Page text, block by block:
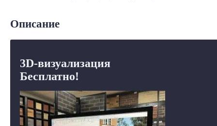
Описание
3D-визуализация
Бесплатно!